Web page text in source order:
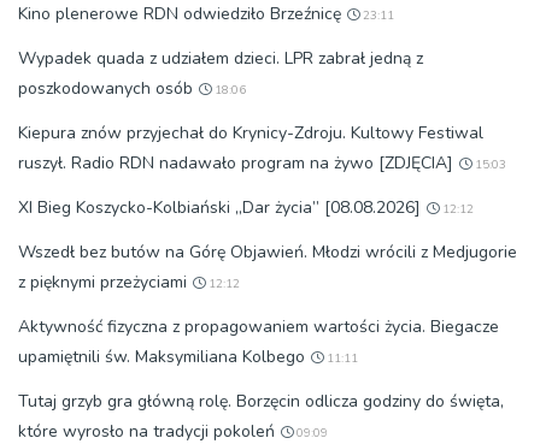
Kino plenerowe RDN odwiedziło Brzeźnicę 23:11
Wypadek quada z udziałem dzieci. LPR zabrał jedną z
poszkodowanych osób
18:06
Kiepura znów przyjechał do Krynicy-Zdroju. Kultowy Festiwal
ruszył. Radio RDN nadawało program na żywo [ZDJĘCIA]
15:03
XI Bieg Koszycko-Kolbiański „Dar życia” [08.08.2026] 12:12
Wszedł bez butów na Górę Objawień. Młodzi wrócili z Medjugorie
z pięknymi przeżyciami
12:12
Aktywność fizyczna z propagowaniem wartości życia. Biegacze
upamiętnili św. Maksymiliana Kolbego
11:11
Tutaj grzyb gra główną rolę. Borzęcin odlicza godziny do święta,
które wyrosło na tradycji pokoleń
09:09